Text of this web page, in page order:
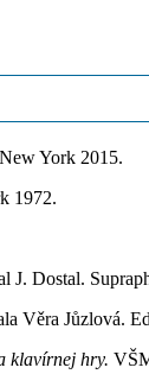
New York 2015.
1972.
J. Dostal.
Věra Jůzlová.
klavírnej hry.